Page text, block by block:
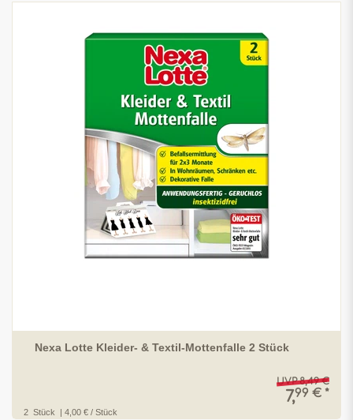
Nexa Lotte Kleider- & Textil-Mottenfalle 2 Stück
UVP 8,49 €
7,99 € *
2 Stück | 4,00 € / Stück